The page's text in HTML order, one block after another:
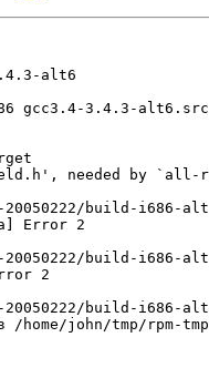
alt6
gcc3.4-3.4.3-
needed by
20050222/build-
Error 2
20050222/build-i686-
2
20050222/build-i686-
/home/john/tmp/rpm-